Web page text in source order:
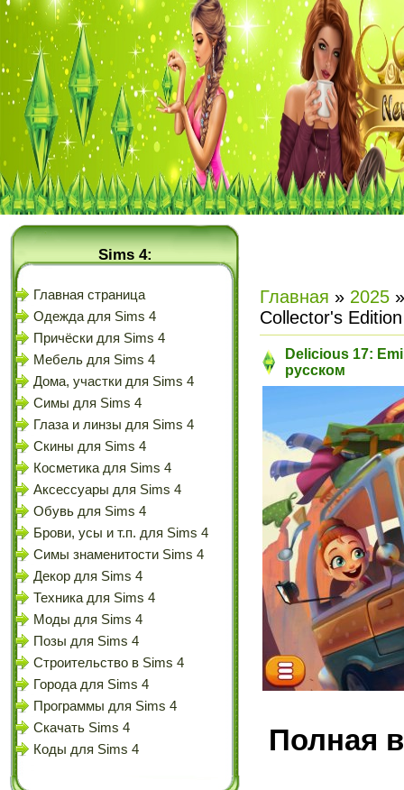
Sims 4:
Главная страница
Одежда для Sims 4
Причёски для Sims 4
Мебель для Sims 4
Дома, участки для Sims 4
Симы для Sims 4
Глаза и линзы для Sims 4
Скины для Sims 4
Косметика для Sims 4
Аксессуары для Sims 4
Обувь для Sims 4
Брови, усы и т.п. для Sims 4
Симы знаменитости Sims 4
Декор для Sims 4
Техника для Sims 4
Моды для Sims 4
Позы для Sims 4
Строительство в Sims 4
Города для Sims 4
Программы для Sims 4
Скачать Sims 4
Коды для Sims 4
Главная » 2025 »
Collector's
Delicious 17:
русском
Полная